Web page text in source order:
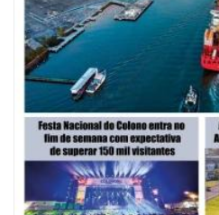
06/08/2026 | 10:02